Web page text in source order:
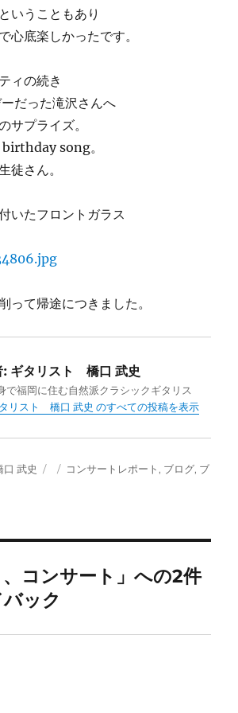
いうこともあり
心底楽しかったです。
ィの続き
だった滝沢さんへ
サプライズ。
song。
徒さん。
いたフロントガラス
って帰途につきました。
: ギタリスト 橋口 武史
で福岡に住む自然派クラシックギタリス
リスト 橋口 武史 のすべての投稿を表示
武史
投 カ
コンサートレポート , ブログ, ブ
、コンサート」への2件
ック